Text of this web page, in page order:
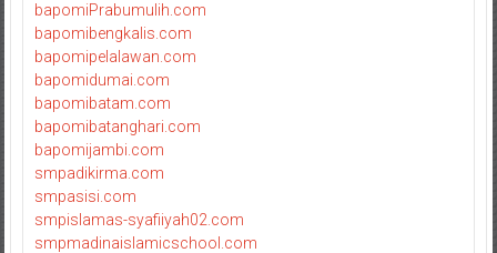
bapomiPrabumulih.com
bapomibengkalis.com
bapomipelalawan.com
bapomidumai.com
bapomibatam.com
bapomibatanghari.com
bapomijambi.com
smpadikirma.com
smpasisi.com
smpislamas-syafiiyah02.com
smpmadinaislamicschool.com